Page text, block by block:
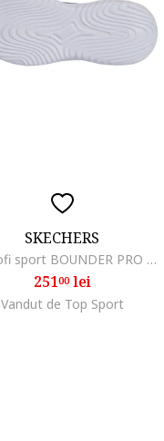
SKECHERS
Pantofi sport BOUNDER PRO - SLIP-INS 404208LNVY
25100lei
Vandut de Top Sport